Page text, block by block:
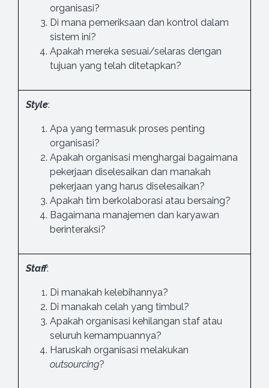
organisasi?
Di mana pemeriksaan dan kontrol dalam
sistem ini?
Apakah mereka sesuai/selaras dengan
tujuan yang telah ditetapkan?
Style:
Apa yang termasuk proses penting
organisasi?
Apakah organisasi menghargai bagaimana
pekerjaan diselesaikan dan manakah
pekerjaan yang harus diselesaikan?
Apakah tim berkolaborasi atau bersaing?
Bagaimana manajemen dan karyawan
berinteraksi?
Staff:
Di manakah kelebihannya?
Di manakah celah yang timbul?
Apakah organisasi kehilangan staf atau
seluruh kemampuannya?
Haruskah organisasi melakukan
outsourcing?